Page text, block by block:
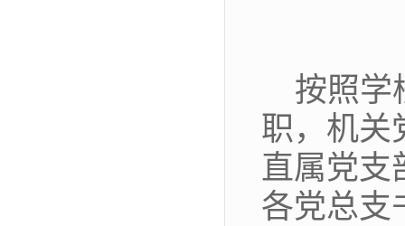
按照学
职，机关
直属党支
各党总支